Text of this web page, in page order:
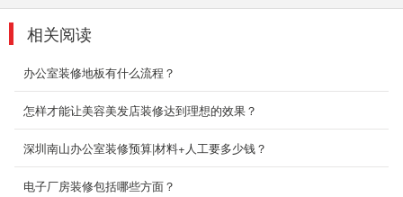
相关阅读
办公室装修地板有什么流程？
怎样才能让美容美发店装修达到理想的效果？
深圳南山办公室装修预算|材料+人工要多少钱？
电子厂房装修包括哪些方面？
在企业形象墙、洽谈区背景墙两侧、开放式办公
区顶部等处，...
2018-06-28
深圳大型办公室装修
这是一家亚洲五百强集团的总部，整个办公室布